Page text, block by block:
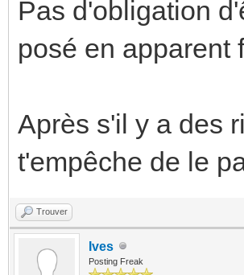
Pas d'obligation
posé en apparent
Après s'il y a des
t'empêche de le
Trouver
Ives
Posting Freak